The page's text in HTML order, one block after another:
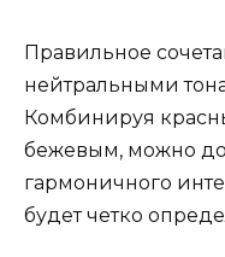
Правильное
нейтральными
Комбинируя
бежевым, можно
гармоничного
будет четко